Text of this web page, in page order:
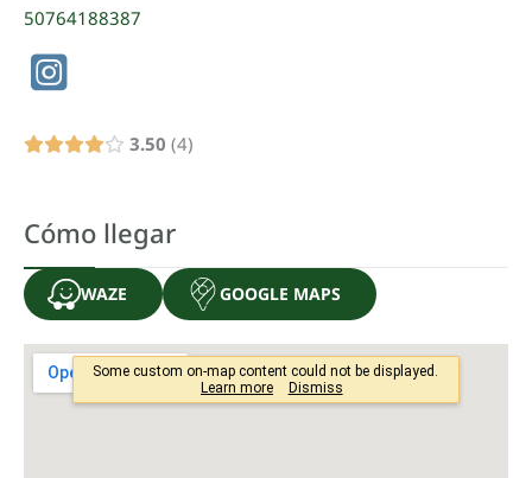
50764188387
3.50 4
Cómo llegar
WAZE GOOGLE MAPS